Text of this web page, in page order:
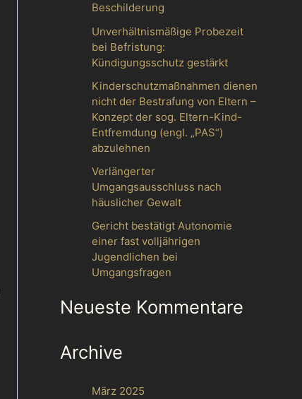
Beschilderung
Unverhältnismäßige Probezeit
bei Befristung:
Kündigungsschutz gestärkt
Kinderschutzmaßnahmen dienen
nicht der Bestrafung von Eltern –
Konzept der sog. Eltern-Kind-
Entfremdung (engl. „PAS“)
abzulehnen
Verlängerter
Umgangsausschluss nach
häuslicher Gewalt
Gericht bestätigt Autonomie
einer fast volljährigen
Jugendlichen bei
Umgangsfragen
Neueste Kommentare
Archive
März 2025